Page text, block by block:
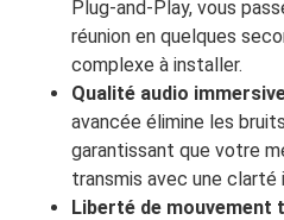
Plug-and-Play, vous
réunion en quelques
complexe à installer.
Qualité audio
avancée élimine les
garantissant que votre
transmis avec une clarté
Liberté de mouvement